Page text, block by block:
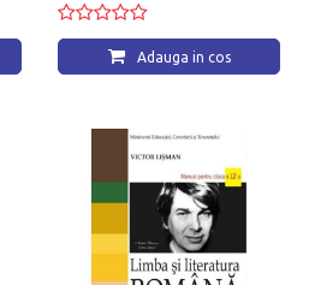
Adauga in cos